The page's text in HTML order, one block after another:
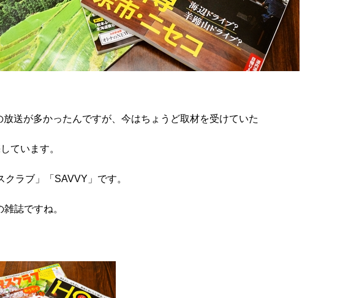
放送が多かったんですが、今はちょうど取材を受けていた
ています。
クラブ」「SAVVY」です。
誌ですね。